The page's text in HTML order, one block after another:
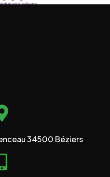
34500 Béziers